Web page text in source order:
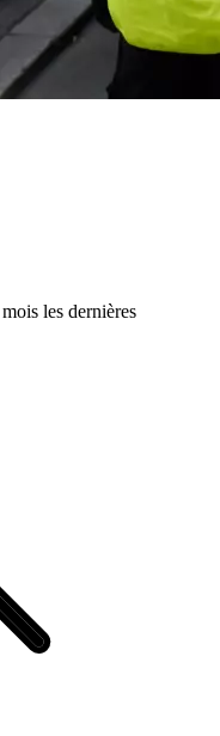
les dernières